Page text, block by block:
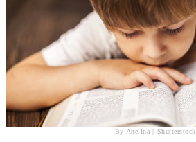
By Anelina | Shutterstock